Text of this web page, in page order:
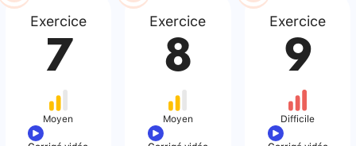
Exercice
7
Moyen
Exercice
8
Moyen
Exercice
9
Difficile